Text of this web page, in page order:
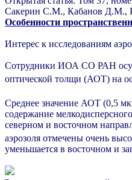
Сакерин С.М., Кабанов Д.М.,
Особенности
Интерес к исследованиям
Сотрудники ИОА СО РАН
оптической толщи (АОТ) на
Среднее значение АОТ (0,5
содержание
северном и восточном
аэрозоля отмечены очень
уменьшается в восточном и